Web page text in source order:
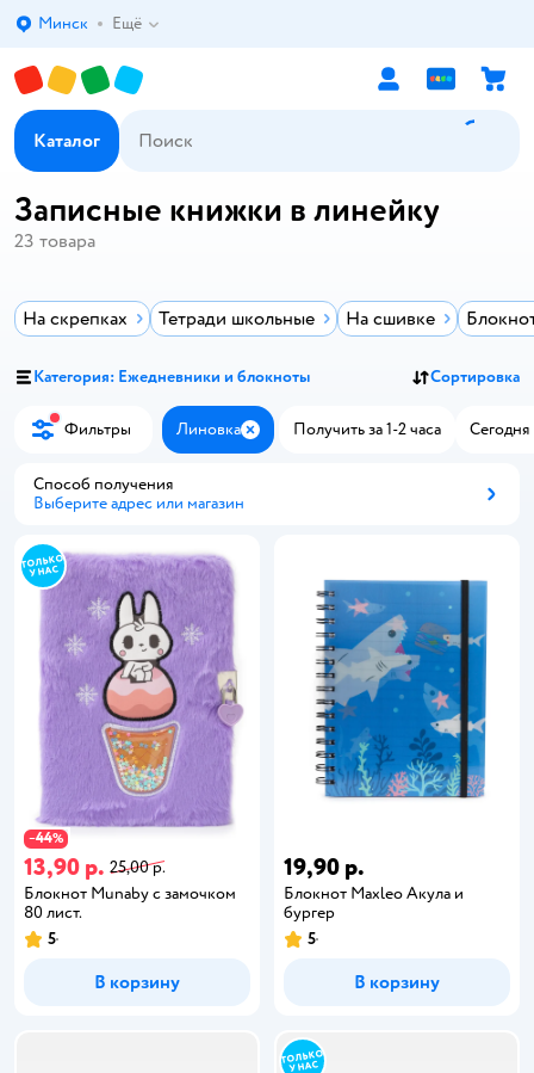
Выбор адреса доставки.
Минск Ещё
Каталог
Записные книжки в линейку
23 товара
На скрепках Тетради школьные На сшивке
Категория: Ежедневники и блокноты Сортировка
Фильтры Линовка ЗакрытьПолучить за 1-2 часа Сегодня
Способ получения
Выберите адрес или магазин
−44%
13,90 р. 25,00 р.
Блокнот Munaby с замочком
80 лист.
5
В корзину
19,90 р.
Блокнот Maxleo Акула и
бургер
5
В корзину